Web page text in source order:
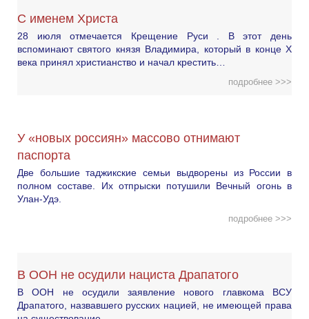
С именем Христа
28 июля отмечается Крещение Руси . В этот день
вспоминают святого князя Владимира, который в конце X
века принял христианство и начал крестить…
подробнее >>>
У «новых россиян» массово отнимают
паспорта
Две большие таджикские семьи выдворены из России в
полном составе. Их отпрыски потушили Вечный огонь в
Улан-Удэ.
подробнее >>>
В ООН не осудили нациста Драпатого
В ООН не осудили заявление нового главкома ВСУ
Драпатого, назвавшего русских нацией, не имеющей права